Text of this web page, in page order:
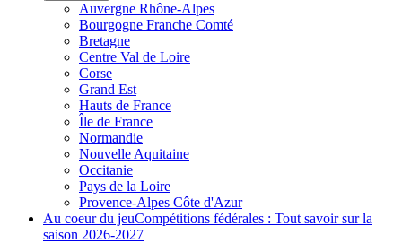
Auvergne Rhône-Alpes
Bourgogne Franche Comté
Bretagne
Centre Val de Loire
Corse
Grand Est
Hauts de France
Île de France
Normandie
Nouvelle Aquitaine
Occitanie
Pays de la Loire
Provence-Alpes Côte d'Azur
Au coeur du jeuCompétitions fédérales : Tout savoir sur la
saison 2026-2027